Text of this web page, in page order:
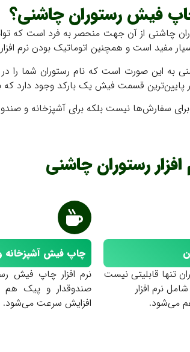
چاپ فیش رستوران چاشنی؟
چاشنی از آن جهت منحصر به فرد است که
مفید است و همچنین اتوماتیک بودن نرم
به این صورت است که نام رستوران شما را
قسمت فیش یک بارکد وجود دارد که با
سفارش‌ها نیست بلکه برای آشپزخانه و
رستوران چاشنی
تنها قابلیتی نیست
نرم افزار
می‌شود.
چاپ فیش آشپزخانه
نرم افزار چاپ فیش
صندوقدار و پیک
افزایش سرعت می‌شود.